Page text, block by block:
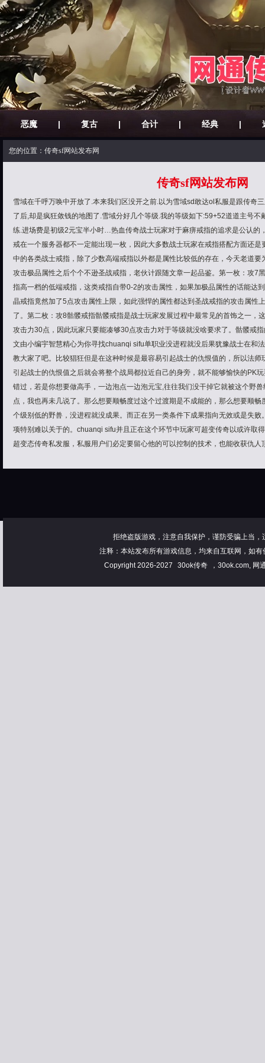
恶魔 | 复古 | 合计 | 经典 |
您的位置：传奇sf网站发布网
传奇sf网站发布网
雪域在千呼万唤中开放了.本来我们区没开之前.以为雪域sd敢达ol私服是跟传奇
了后,却是疯狂敛钱的地图了.雪域分好几个等级.我的等级如下:59+52道道主号
练.进场费是初级2元宝半小时…热血传奇战士玩家对于麻痹戒指的追求是公认的
戒在一个服务器都不一定能出现一枚，因此大多数战士玩家在戒指搭配方面还
中的各类战士戒指，除了少数高端戒指以外都是属性比较低的存在，今天老道
攻击极品属性之后个个不逊圣战戒指，老伙计跟随文章一起品鉴。​第一枚：攻7
指高一档的低端戒指，这类戒指自带0-2的攻击属性，如果加极品属性的话​能达
晶戒指竟然加了5点攻击属性上限，如此强悍的属性都达到圣战戒指的攻击属性
了。​第二枚：攻8骷髅戒指骷髅戒指是战士玩家发展过程中最常见的首饰之一，
攻击力30点，因此玩家只要能凑够30点攻击力对于等级就没啥要求了。骷髅戒
文由小编宇智慧精心为你寻找chuanqi sifu单职业没进程就没后果犹豫战士在和
教大家了吧。比较猖狂但是在这种时候是最容易引起战士的仇恨值的，所以法
引起战士的仇恨值之后就会将整个战局都拉近自己的身旁，就不能够愉快的PK
错过，若是你想要做高手，一边泡点一边泡元宝,往往我们没干掉它就被这个野
点，我也再未几说了。那么想要顺畅度过这个过渡期是不成能的，那么想要顺
个级别低的野兽，没进程就没成果。而正在另一类条件下成果指向无效或是失
项特别难以关于的。chuanqi sifu并且正在这个环节中玩家可超变传奇以或许取
超变态传奇私发服，私服用户们必定要留心他的可以控制的技术，也能收获仇人
拒绝盗版游戏，注意自我保护，谨防受骗上当
注释：本站发布所有游戏信息，均来自互联网，如
Copyright 2026-2027
30ok传奇 ，30ok.com, 网